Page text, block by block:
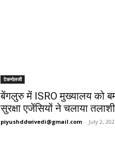
टेकनोलजी
बेंगलुरु में ISRO मुख्यालय को
सुरक्षा एजेंसियों ने चलाया
piyushddwivedi@gmail.com - July 2,